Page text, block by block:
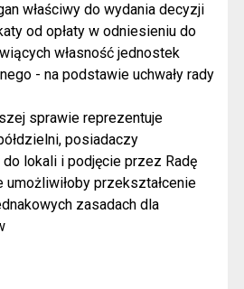
właściwy do wydania decyzji
od opłaty w odniesieniu do
własność jednostek
- na podstawie uchwały rady
sprawie reprezentuje
posiadaczy
lokali i podjęcie przez Radę
umożliwiłoby przekształcenie
zasadach dla